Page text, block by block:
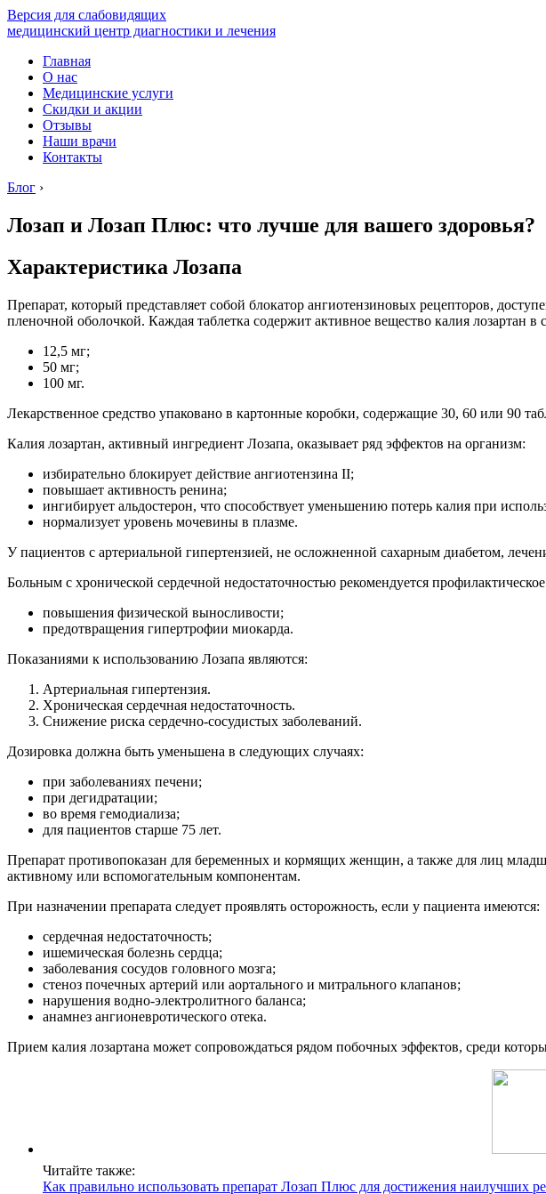
Версия для слабовидящих
медицинский центр диагностики и лечения
Главная
О нас
Медицинские услуги
Скидки и акции
Отзывы
Наши врачи
Контакты
Блог ›
Лозап и Лозап Плюс: что лучше для вашего здоровья?
Характеристика Лозапа
Препарат, который представляет собой блокатор ангиотензиновых рецепторов,
пленочной оболочкой. Каждая таблетка содержит активное вещество калия лозартан
12,5 мг;
50 мг;
100 мг.
Лекарственное средство упаковано в картонные коробки, содержащие 30, 60 или 90
Калия лозартан, активный ингредиент Лозапа, оказывает ряд эффектов на организм:
избирательно блокирует действие ангиотензина II;
повышает активность ренина;
ингибирует альдостерон, что способствует уменьшению потерь калия при
нормализует уровень мочевины в плазме.
У пациентов с артериальной гипертензией, не осложненной сахарным диабетом,
Больным с хронической сердечной недостаточностью рекомендуется
повышения физической выносливости;
предотвращения гипертрофии миокарда.
Показаниями к использованию Лозапа являются:
Артериальная гипертензия.
Хроническая сердечная недостаточность.
Снижение риска сердечно-сосудистых заболеваний.
Дозировка должна быть уменьшена в следующих случаях:
при заболеваниях печени;
при дегидратации;
во время гемодиализа;
для пациентов старше 75 лет.
Препарат противопоказан для беременных и кормящих женщин, а также для лиц
активному или вспомогательным компонентам.
При назначении препарата следует проявлять осторожность, если у пациента имеются:
сердечная недостаточность;
ишемическая болезнь сердца;
заболевания сосудов головного мозга;
стеноз почечных артерий или аортального и митрального клапанов;
нарушения водно-электролитного баланса;
анамнез ангионевротического отека.
Прием калия лозартана может сопровождаться рядом побочных эффектов, среди
Читайте также:
Как правильно использовать препарат Лозап Плюс для достижения наилучших